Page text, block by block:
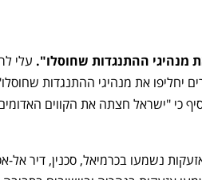
מנהיגי ההתנגדות שחוסלו".